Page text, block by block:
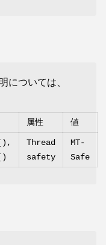
については、
属性 値
Thread
safety
MT-
Safe